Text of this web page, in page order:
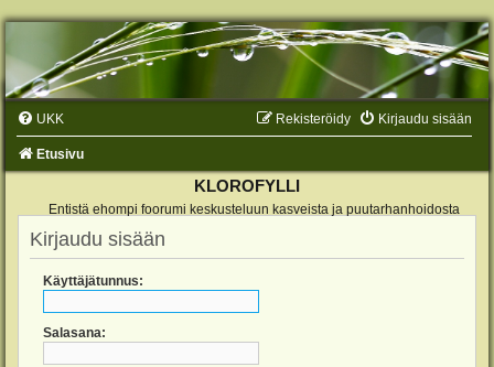
UKK Kirjaudu sisään
Rekisteröidy
Etusivu
KLOROFYLLI
Entistä ehompi foorumi keskusteluun kasveista ja puutarhanhoidosta
Kirjaudu sisään
Käyttäjätunnus:
Salasana: